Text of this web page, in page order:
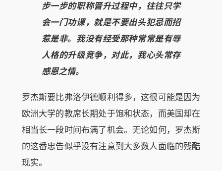
步一步的职称晋升过程中，往往只学
会一门功课，就是不要出头犯忌而招
惹是非。我没有经受那种常常是有辱
人格的升级竞争，对此，我心头常存
感恩之情。
罗杰斯要比弗洛伊德顺利得多，这很可能是因为
欧洲大学的教席长期处于饱和状态，而美国却在
相当长一段时间布满了机会。无论如何，罗杰斯
的这番忠告似乎没有注意到大多数人面临的残酷
现实。